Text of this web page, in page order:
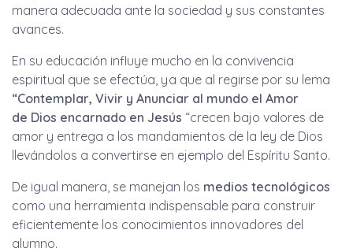
manera adecuada ante la sociedad y sus constantes
avances.
En su educación influye mucho en la convivencia
espiritual que se efectúa, ya que al regirse por su lema
“Contemplar, Vivir y Anunciar al mundo el Amor
de Dios encarnado en Jesús “crecen bajo valores de
amor y entrega a los mandamientos de la ley de Dios
llevándolos a convertirse en ejemplo del Espíritu Santo.
De igual manera, se manejan los medios tecnológicos
como una herramienta indispensable para construir
eficientemente los conocimientos innovadores del
alumno.